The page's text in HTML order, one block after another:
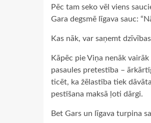
Pēc tam seko vēl viens
Gara degsmē līgava sauc:
Kas nāk, var saņemt
Kāpēc pie Viņa nenāk
pasaules pretestība –
ticēt, ka žēlastība tiek
pestīšana maksā ļoti dārgi.
Bet Gars un līgava turpina